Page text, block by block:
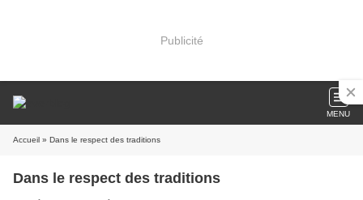
Publicité
MENU
Accueil » Dans le respect des traditions
Dans le respect des traditions